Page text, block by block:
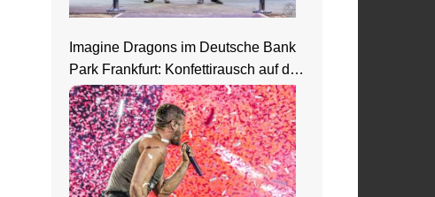
Imagine Dragons im Deutsche Bank
Park Frankfurt: Konfettirausch auf der
Loom Welttour